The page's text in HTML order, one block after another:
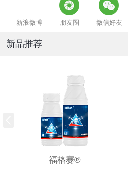
新浪微博 朋友圈 微信好友
新品推荐
福格赛®